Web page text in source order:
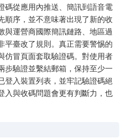
碼從應用內推送、簡訊到語音電
順序，並不意味著出現了新的收
與運營商國際簡訊鏈路、地區過
平臺改了規則。真正需要警惕的
仿冒頁面套取驗證碼。對使用者
步驗證並繫結郵箱，保持至少一
登入裝置列表，並牢記驗證碼絕
入與收碼問題會更有判斷力，也